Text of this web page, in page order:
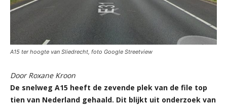
A15 ter hoogte van Sliedrecht, foto Google Streetview
Door Roxane Kroon
De snelweg A15 heeft de zevende plek van de file top
tien van Nederland gehaald. Dit blijkt uit onderzoek van